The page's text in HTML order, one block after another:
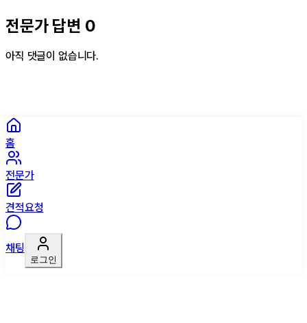
전문가 답변 0
아직 댓글이 없습니다.
홈
전문가
견적요청
채팅
로그인